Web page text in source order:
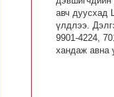
авч
үлдлээ.
9901-4224,
хандаж авна